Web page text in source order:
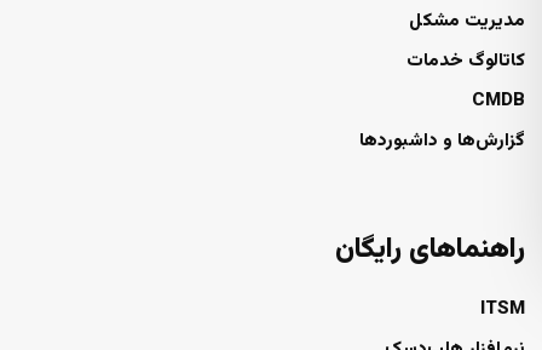
مدیریت مشکل
کاتالوگ خدمات
CMDB
گزارش‌ها و داشبوردها
راهنماهای رایگان
ITSM